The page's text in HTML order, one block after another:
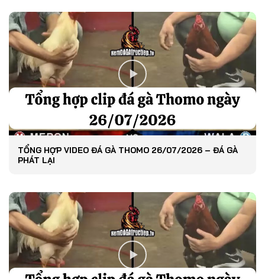
TỔNG HỢP VIDEO ĐÁ GÀ THOMO 26/07/2026 – ĐÁ GÀ
PHÁT LẠI